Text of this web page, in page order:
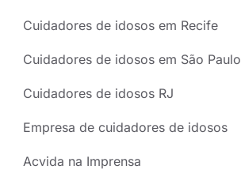
Cuidadores de idosos em Recife
Cuidadores de idosos em São Paulo
Cuidadores de idosos RJ
Empresa de cuidadores de idosos
Acvida na Imprensa